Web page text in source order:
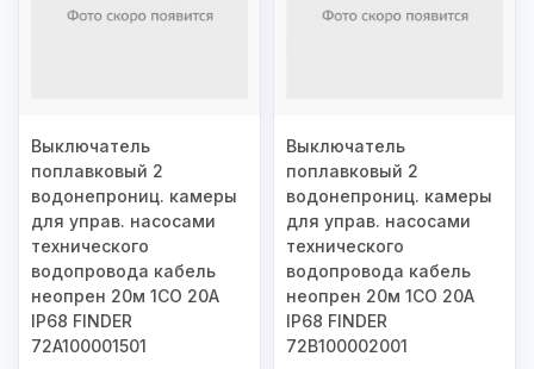
Выключатель
поплавковый 2
водонепрониц. камеры
для управ. насосами
технического
водопровода кабель
неопрен 20м 1CO 20А
IP68 FINDER
72A100001501
Выключатель
поплавковый 2
водонепрониц. камеры
для управ. насосами
технического
водопровода кабель
неопрен 20м 1CO 20А
IP68 FINDER
72B100002001